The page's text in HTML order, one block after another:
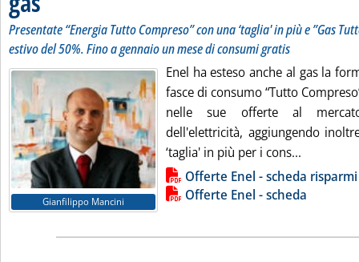
Presentate “Energia Tutto Compreso” con una ‘taglia' in più e ”Gas
estivo del 50%. Fino a gennaio un mese di consumi gratis
Gianfilippo Mancini
Enel ha esteso anche al gas la
fasce di consumo “Tutto
nelle sue offerte al
dell'elettricità, aggiungendo
‘taglia' in più per i cons...
Lista allegati PDF alla notiziaOfferte Enel - scheda risparmi
Offerte Enel - scheda